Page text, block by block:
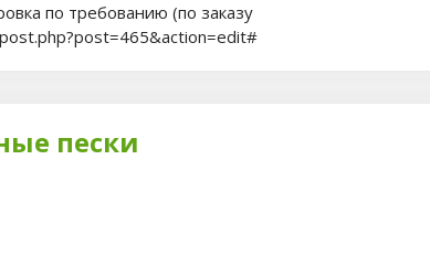
по требованию (по заказу
пески